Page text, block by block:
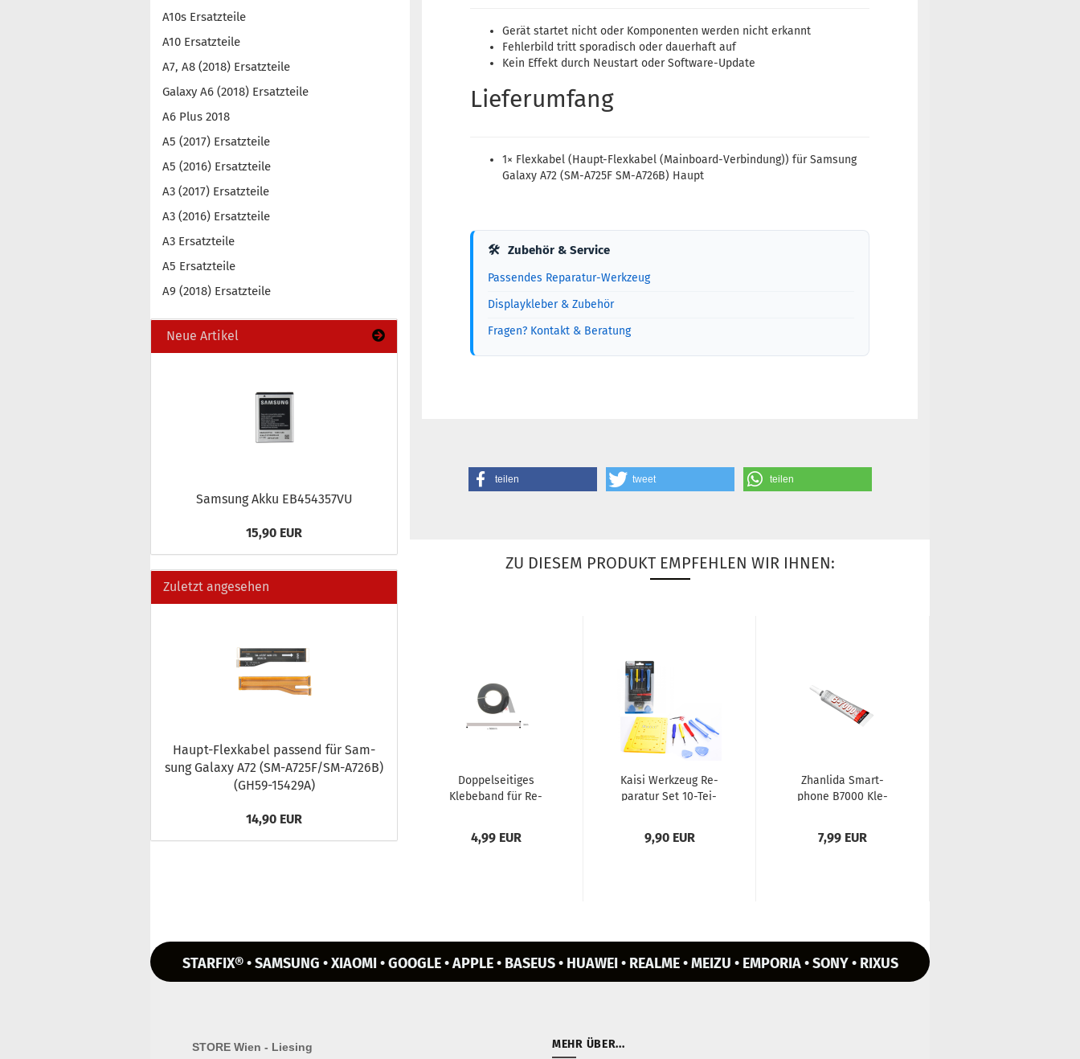
Gerät startet nicht oder Komponenten werden nicht erkannt
Fehlerbild tritt sporadisch oder dauerhaft auf
Kein Effekt durch Neustart oder Software-Update
Lieferumfang
1× Flexkabel (Haupt-Flexkabel (Mainboard-Verbindung)) für Samsung
Galaxy A72 (SM-A725F SM-A726B) Haupt
🛠 Zubehör & Service
Passendes Reparatur-Werkzeug
Displaykleber & Zubehör
Fragen? Kontakt & Beratung
teilen tweet teilen
ZU DIESEM PRODUKT EMPFEHLEN WIR IHNEN:
Dop­pel­sei­ti­ges
Kle­be­band für Re­
4,99 EUR
Kaisi Werk­zeug Re­
pa­ra­tur Set 10-​Tei­
sung,...
9,90 EUR
Zhan­li­da Smart­
pho­ne B7000 Kle­
7,99 EUR
A10s Ersatzteile
A10 Ersatzteile
A7, A8 (2018) Ersatzteile
Galaxy A6 (2018) Ersatzteile
A6 Plus 2018
A5 (2017) Ersatzteile
A5 (2016) Ersatzteile
A3 (2017) Ersatzteile
A3 (2016) Ersatzteile
A3 Ersatzteile
A5 Ersatzteile
A9 (2018) Ersatzteile
Neue Artikel
Sam­sung Akku EB454357VU
15,90 EUR
Zuletzt angesehen
Haupt-​Flexkabel pas­send für Sam­
sung Ga­la­xy A72 (SM-​A725F/SM-​A726B)
(GH59-​15429A)
14,90 EUR
STARFIX® • SAMSUNG • XIAOMI • GOOGLE • APPLE • BASEUS • HUAWEI • REALME • MEIZU • EMPORIA • SONY • RIXUS
STORE Wien - Liesing
MEHR ÜBER...